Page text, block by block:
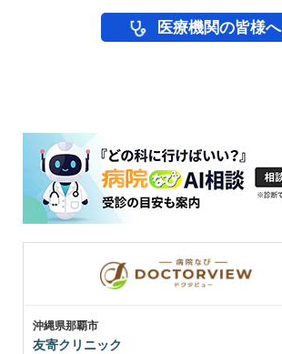
医療機関の皆様へ
沖縄県那覇市
友寄クリニック